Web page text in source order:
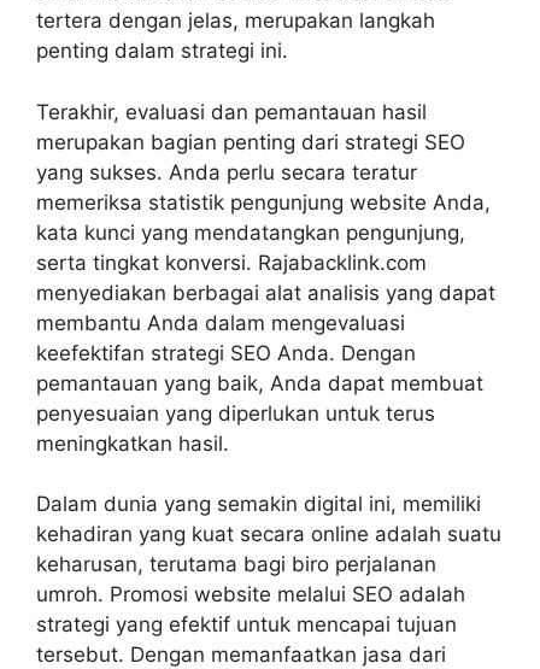
tertera dengan jelas, merupakan langkah
penting dalam strategi ini.
Terakhir, evaluasi dan pemantauan hasil
merupakan bagian penting dari strategi SEO
yang sukses. Anda perlu secara teratur
memeriksa statistik pengunjung website Anda,
kata kunci yang mendatangkan pengunjung,
serta tingkat konversi. Rajabacklink.com
menyediakan berbagai alat analisis yang dapat
membantu Anda dalam mengevaluasi
keefektifan strategi SEO Anda. Dengan
pemantauan yang baik, Anda dapat membuat
penyesuaian yang diperlukan untuk terus
meningkatkan hasil.
Dalam dunia yang semakin digital ini, memiliki
kehadiran yang kuat secara online adalah suatu
keharusan, terutama bagi biro perjalanan
umroh. Promosi website melalui SEO adalah
strategi yang efektif untuk mencapai tujuan
tersebut. Dengan memanfaatkan jasa dari